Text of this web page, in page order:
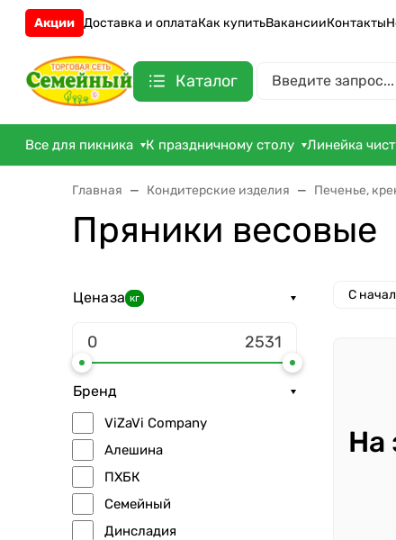
Акции Доставка и оплатаКак купитьВакансииКонтакты
Каталог
Все для пикника К праздничному столу Линейка
Главная Кондитерские изделия Печенье,
Пряники весовые
Ценаза кг
Бренд
ViZaVi Company
Алешина
ПХБК
Семейный
Динсладия
С
На